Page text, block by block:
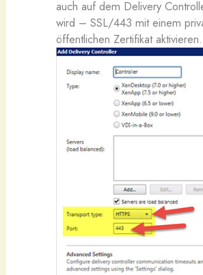
auch auf dem Delivery
wird – SSL/443 mit einem
öffentlichen Zertifikat aktivieren.